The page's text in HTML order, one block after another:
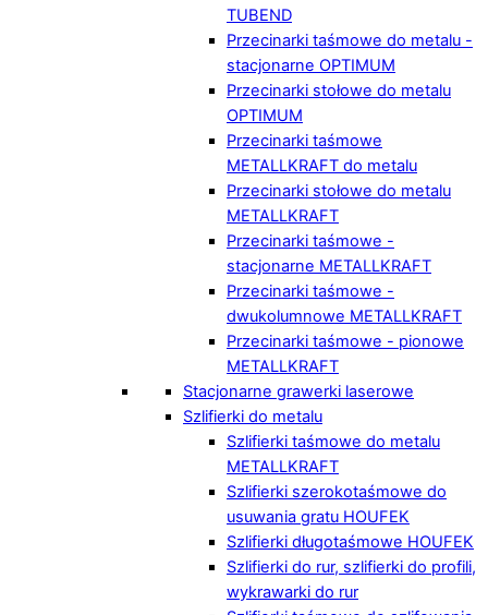
TUBEND
Przecinarki taśmowe do metalu -
stacjonarne OPTIMUM
Przecinarki stołowe do metalu
OPTIMUM
Przecinarki taśmowe
METALLKRAFT do metalu
Przecinarki stołowe do metalu
METALLKRAFT
Przecinarki taśmowe -
stacjonarne METALLKRAFT
Przecinarki taśmowe -
dwukolumnowe METALLKRAFT
Przecinarki taśmowe - pionowe
METALLKRAFT
Stacjonarne grawerki laserowe
Szlifierki do metalu
Szlifierki taśmowe do metalu
METALLKRAFT
Szlifierki szerokotaśmowe do
usuwania gratu HOUFEK
Szlifierki długotaśmowe HOUFEK
Szlifierki do rur, szlifierki do profili,
wykrawarki do rur